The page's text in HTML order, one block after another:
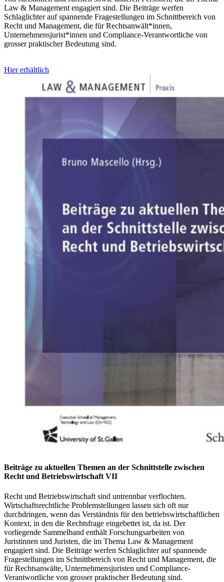
Law & Management engagiert sind. Die Beiträge werfen
Schlaglichter auf spannende Fragestellungen im Schnittbereich von
Recht und Management, die für Rechtsanwält*innen,
Unternehmensjurist*innen und Compliance-Verantwortliche von
grosser praktischer Bedeutung sind.
Hier erhältlich
Beiträge zu aktuellen Themen an der Schnittstelle zwischen
Recht und Betriebswirtschaft VII
Recht und Betriebswirtschaft sind untrennbar verflochten.
Wirtschaftsrechtliche Problemstellungen lassen sich oft nur
durchdringen, wenn das Verständnis für den betriebswirtschaftlichen
Kontext, in den die Rechtsfrage eingebettet ist, da ist. Der
vorliegende Sammelband enthält Forschungsarbeiten von
Juristinnen und Juristen, die im Thema Law & Management
engagiert sind. Die Beiträge werfen Schlaglichter auf spannende
Fragestellungen im Schnittbereich von Recht und Management, die
für Rechtsanwälte, Unternehmensjuristen und Compliance-
Verantwortliche von grosser praktischer Bedeutung sind.